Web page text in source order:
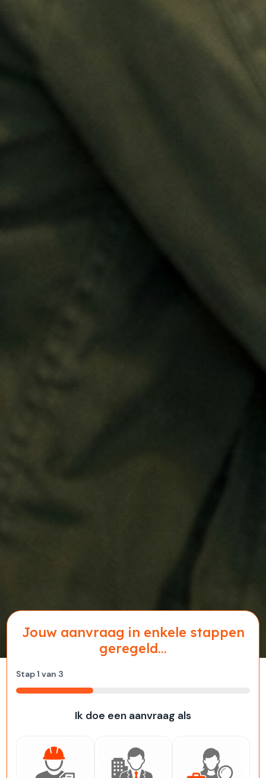
Jouw aanvraag in enkele stappen
geregeld...
Stap1 van 3
33%
Ik doe een aanvraag als